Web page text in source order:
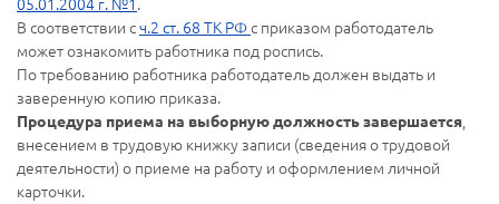
В соответствии сч.2 ст. 68 ТК РФс приказом работодатель
может ознакомить работника под роспись.
По требованию работника работодатель должен выдать и
заверенную копию приказа.
Процедура приема на выборную должность завершается,
внесением в трудовую книжку записи (сведения о трудовой
деятельности) о приеме на работу и оформлением личной
карточки.